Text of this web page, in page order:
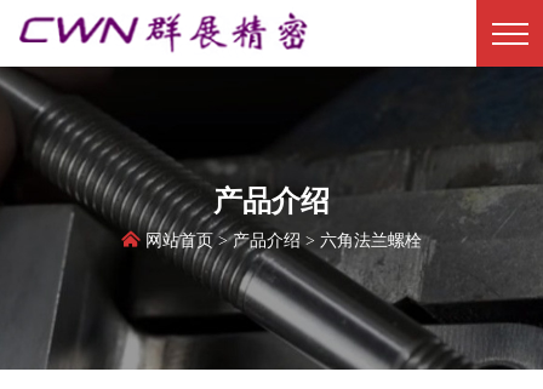
产品介绍
 网站首页 产品介绍
产品介绍
 网站首页>产品介绍 > 六角法兰螺栓